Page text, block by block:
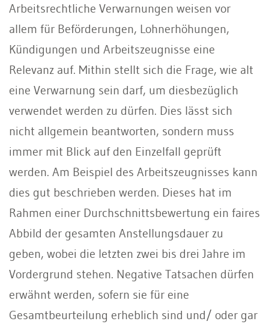
Arbeitsrechtliche Verwarnungen weisen vor
allem für Beförderungen, Lohnerhöhungen,
Kündigungen und Arbeitszeugnisse eine
Relevanz auf. Mithin stellt sich die Frage, wie alt
eine Verwarnung sein darf, um diesbezüglich
verwendet werden zu dürfen. Dies lässt sich
nicht allgemein beantworten, sondern muss
immer mit Blick auf den Einzelfall geprüft
werden. Am Beispiel des Arbeitszeugnisses kann
dies gut beschrieben werden. Dieses hat im
Rahmen einer Durchschnittsbewertung ein faires
Abbild der gesamten Anstellungsdauer zu
geben, wobei die letzten zwei bis drei Jahre im
Vordergrund stehen. Negative Tatsachen dürfen
erwähnt werden, sofern sie für eine
Gesamtbeurteilung erheblich sind und/ oder gar